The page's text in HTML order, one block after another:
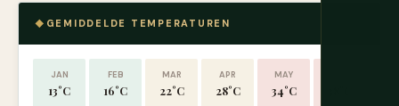
GEMIDDELDE TEMPERATUREN
JAN
13°C
FEB
16°C
MAR
22°C
APR
28°C
MAY
34°C